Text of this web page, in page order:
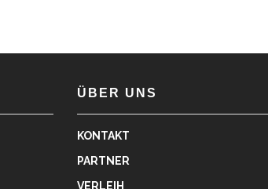
ÜBER UNS
KONTAKT
PARTNER
VERLEIH